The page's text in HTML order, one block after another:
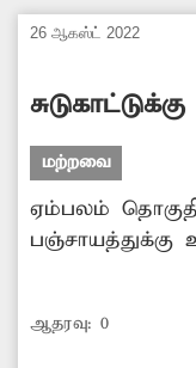
26 ஆகஸ்ட் 2022
மற்றவை
ஏம்பலம்
கிராமத்தில்
விளக்கு
அமைத்து தர
ஆதரவு: 0